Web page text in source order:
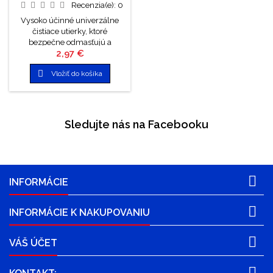
Recenzia(e): 0
Vysoko účinné univerzálne
čistiace utierky, ktoré
bezpečne odmasťujú a
odstraňujú nečistoty z
plastových a gumených
povrchov, skla, kovu, imitácie
kože, mechanických dielov,
Výborné na čistenie textilných
častí interiéru, nezanechávajú
Cena
2,97 €
 Vložiť do košíka
Sledujte nás na Facebooku
INFORMÁCIE 
INFORMÁCIE K NAKUPOVANIU 
VÁŠ ÚČET 